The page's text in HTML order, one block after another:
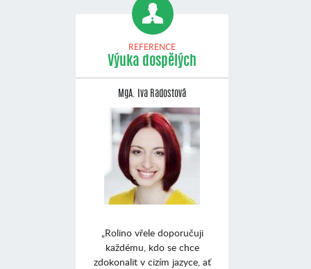
REFERENCE
Výuka dospělých
MgA. Iva Radostová
„Rolino vřele doporučuji
každému, kdo se chce
zdokonalit v cizím jazyce, ať